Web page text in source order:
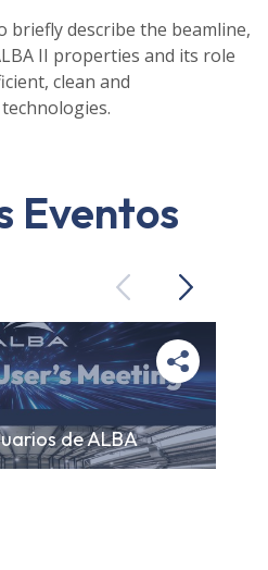
briefly describe the beamline,
II properties and its role
clean and
Eventos
PreviousNext
de ALBA